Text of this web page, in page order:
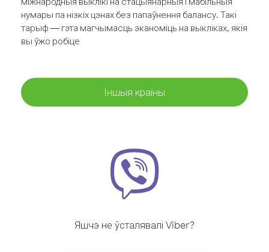
нумары па нізкіх цэнах без папаўнення балансу. Такі
тарыф — гэта магчымасць эканоміць на выкліках, якія
вы ўжо робіце
Іншыя краіны
Яшчэ не ўсталявалі Viber?